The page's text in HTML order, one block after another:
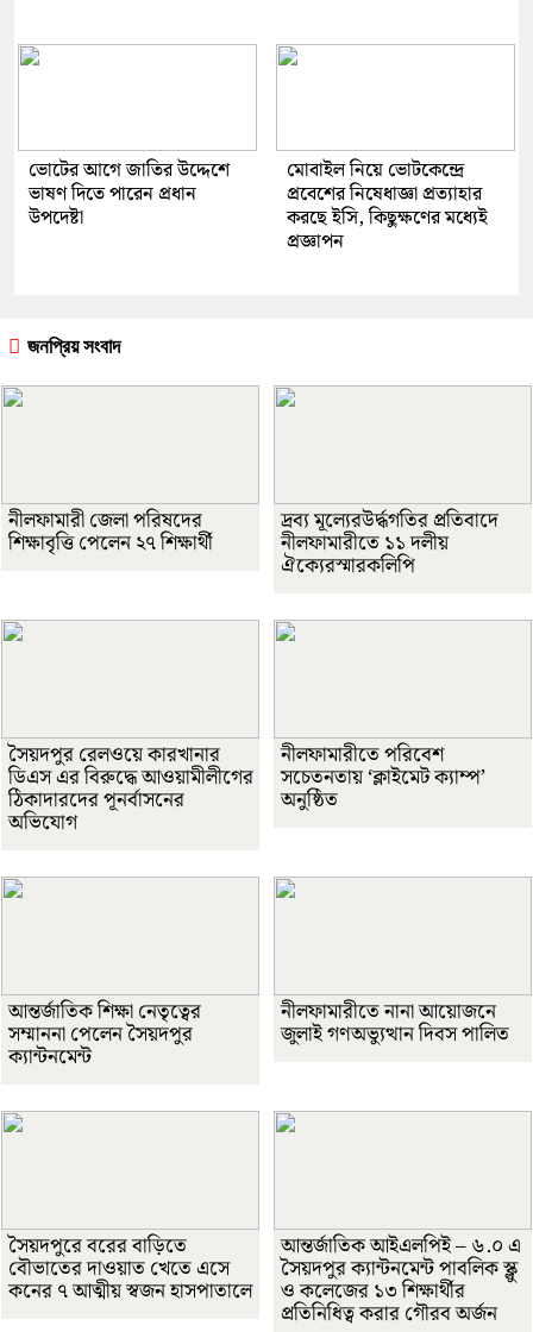
ভোটের আগে জাতির উদ্দেশে
ভাষণ দিতে পারেন প্রধান
উপদেষ্টা
মোবাইল নিয়ে ভোটকেন্দ্রে
প্রবেশের নিষেধাজ্ঞা প্রত্যাহার
করছে ইসি, কিছুক্ষণের মধ্যেই
প্রজ্ঞাপন
জনপ্রিয় সংবাদ
নীলফামারী জেলা পরিষদের
শিক্ষাবৃত্তি পেলেন ২৭ শিক্ষার্থী
দ্রব্য মূল্যেরউর্দ্ধগতির প্রতিবাদে
নীলফামারীতে ১১ দলীয়
ঐক্যেরস্মারকলিপি
সৈয়দপুর রেলওয়ে কারখানার
ডিএস এর বিরুদ্ধে আওয়ামীলীগের
ঠিকাদারদের পূনর্বাসনের
অভিযোগ
নীলফামারীতে পরিবেশ
সচেতনতায় ‘ক্লাইমেট ক্যাম্প’
অনুষ্ঠিত
আন্তর্জাতিক শিক্ষা নেতৃত্বের
সম্মাননা পেলেন সৈয়দপুর
ক্যান্টনমেন্ট
নীলফামারীতে নানা আয়োজনে
জুলাই গণঅভ্যুত্থান দিবস পালিত
সৈয়দপুরে বরের বাড়িতে
বৌভাতের দাওয়াত খেতে এসে
কনের ৭ আত্মীয় স্বজন হাসপাতালে
আন্তর্জাতিক আইএলপিই – ৬.০ এ
সৈয়দপুর ক্যান্টনমেন্ট পাবলিক স্ক্লু
ও কলেজের ১৩ শিক্ষার্থীর
প্রতিনিধিত্ব করার গৌরব অর্জন